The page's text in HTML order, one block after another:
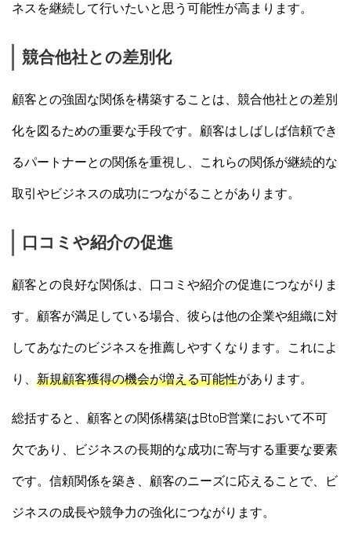
ネスを継続して行いたいと思う可能性が高まります。
競合他社との差別化
顧客との強固な関係を構築することは、競合他社との差別
化を図るための重要な手段です。顧客はしばしば信頼でき
るパートナーとの関係を重視し、これらの関係が継続的な
取引やビジネスの成功につながることがあります。
口コミや紹介の促進
顧客との良好な関係は、口コミや紹介の促進につながりま
す。顧客が満足している場合、彼らは他の企業や組織に対
してあなたのビジネスを推薦しやすくなります。これによ
り、 新規顧客獲得の機会が増える可能性があります。
総括すると、顧客との関係構築はBtoB営業において不可
欠であり、ビジネスの長期的な成功に寄与する重要な要素
です。信頼関係を築き、顧客のニーズに応えることで、ビ
ジネスの成長や競争力の強化につながります。